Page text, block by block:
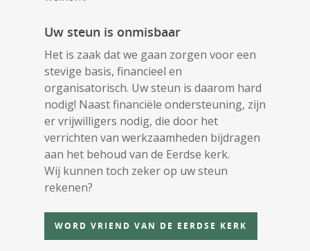
Uw steun is onmisbaar
Het is zaak dat we gaan zorgen voor een
stevige basis, financieel en
organisatorisch. Uw steun is daarom hard
nodig! Naast financiële ondersteuning, zijn
er vrijwilligers nodig, die door het
verrichten van werkzaamheden bijdragen
aan het behoud van de Eerdse kerk.
Wij kunnen toch zeker op uw steun
rekenen?
WORD VRIEND VAN DE EERDSE KERK